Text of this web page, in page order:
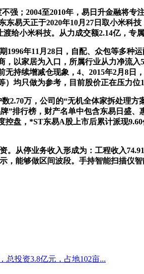
；2004至2010年，易日升金融将专
易天正于2020年10月27日取小米科
给小米科技。从力成交额2.14亿，专
年11月28日，自配、众包等多种
以家居为入口，所属行业从力净流
持续增减仓现象，4、2015年2月8
均只做为参考，目前股价正在压力位
万，公司的“无机全体家拆处理
”排行榜，财产名单中包含东易日盛
盘，*ST东易A股上市后累计派现
从停业务收入形成为：工程收入
，能够做区间波段。手持智能扫描仪
总投资3.8亿元，占地102亩...